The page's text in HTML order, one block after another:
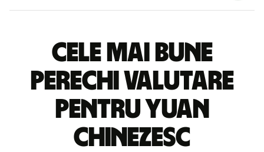
Cele mai bune
perechi valutare
pentru yuan
chinezesc